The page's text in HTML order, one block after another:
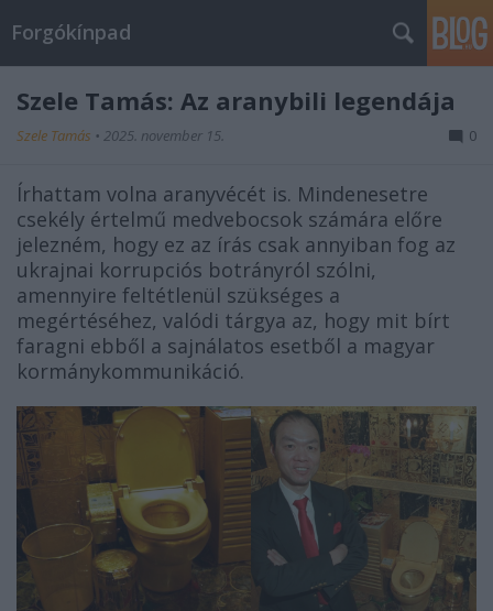
Forgókínpad
Szele Tamás: Az aranybili legendája
Szele Tamás • 2025. november 15. 0
Írhattam volna aranyvécét is. Mindenesetre
csekély értelmű medvebocsok számára előre
jelezném, hogy ez az írás csak annyiban fog az
ukrajnai korrupciós botrányról szólni,
amennyire feltétlenül szükséges a
megértéséhez, valódi tárgya az, hogy mit bírt
faragni ebből a sajnálatos esetből a magyar
kormánykommunikáció.